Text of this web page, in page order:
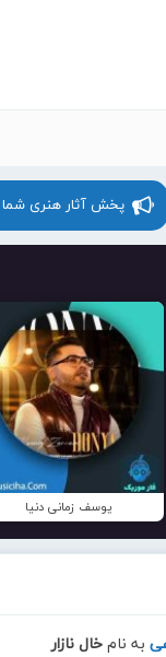
پخش آثار هنری
یوسف زمانی دنیا
به نام خال نازار